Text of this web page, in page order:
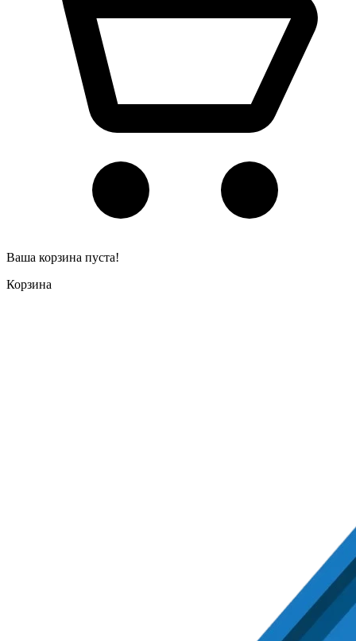
Ваша корзина пуста!
Корзина